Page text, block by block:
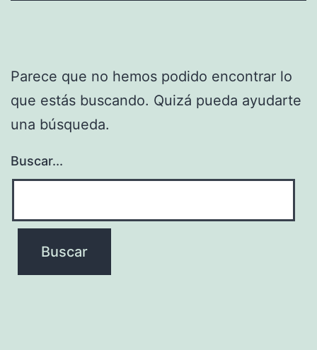
Parece que no hemos podido encontrar lo
que estás buscando. Quizá pueda ayudarte
una búsqueda.
Buscar...